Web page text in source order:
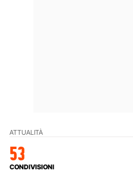
ATTUALITÀ
53
CONDIVISIONI